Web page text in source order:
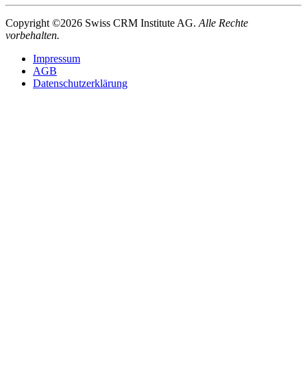
Copyright ©2026 Swiss CRM Institute AG. Alle Rechte
vorbehalten.
Impressum
AGB
Datenschutzerklärung